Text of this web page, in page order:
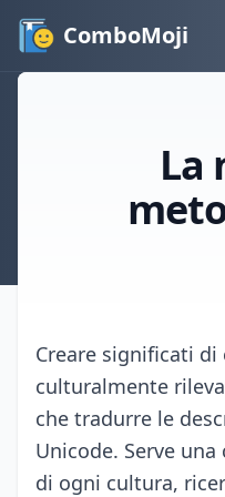
ComboMoji
La
Creare significati
culturalmente
che tradurre le
Unicode. Serve
di ogni cultura,